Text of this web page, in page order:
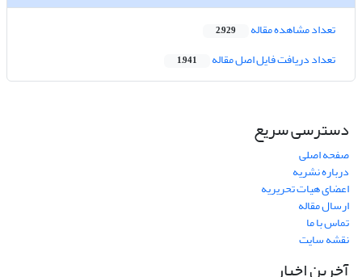
تعداد مشاهده مقاله 2,929
تعداد دریافت فایل اصل مقاله 1,941
دسترسی سریع
صفحه اصلی
درباره نشریه
اعضای هیات تحریریه
ارسال مقاله
تماس با ما
نقشه سایت
آخرین اخبار